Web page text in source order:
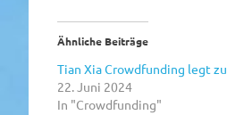
Ähnliche Beiträge
Tian Xia Crowdfunding legt zu
22. Juni 2024
In "Crowdfunding"